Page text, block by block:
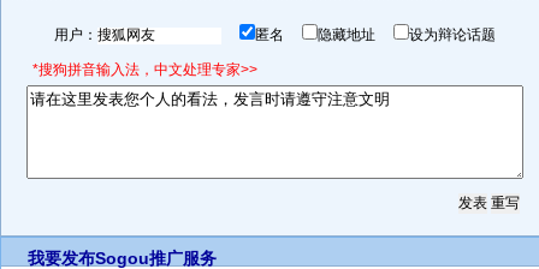
用户： 匿名 隐藏地址 设为辩论话题
*搜狗拼音输入法，中文处理专家>>
我要发布Sogou推广服务